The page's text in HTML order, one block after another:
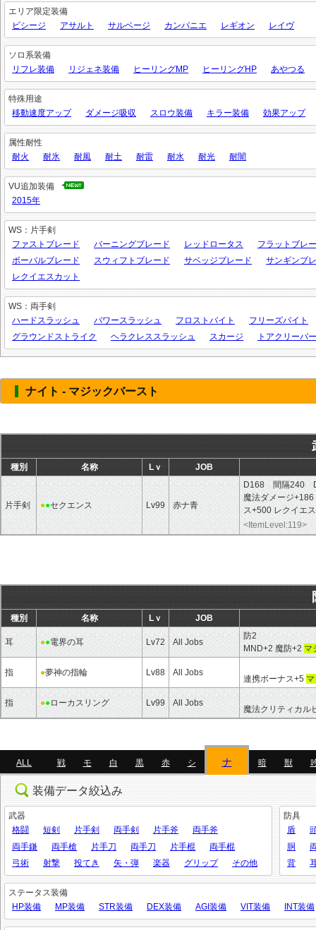
エリア限定装備
ビシージ
アサルト サルベージ カンパニエ レギオン レイヴ
ソロ系装備
リフレ装備
リジェネ装備 ヒーリングMP ヒーリングHP あやつる
特殊用途
移動速度アップ
ダメージ吸収 スロウ装備 キラー装備 効果アップ
属性耐性
耐火
耐氷 耐風 耐土 耐雷 耐水 耐光 耐闇
VU追加装備
2015年
WS：片手剣
ファストブレード
バーニングブレード レッドロータス
フラットブレ
ボーパルブレード
スウィフトブレード サベッジブレード
サンギンブ
レクイエスカット
WS：両手剣
ハードスラッシュ
パワースラッシュ フロストバイト
フリーズバイト
グラウンドストライク
ヘラクレススラッシュ スカージ トアクリーバー
ナイト - マジックバースト
種別 名称 Lｖ JOB
片手剣 ●●セクエンス Lv99 赤ナ青
D168 間隔240
魔法ダメージ
ス+500 レクイエ
<ItemLevel:119>
種別 名称 Lｖ JOB
耳 ●●電界の耳 Lv72 All Jobs
防2
MND+2 魔防+2 マ
指 ●夢神の指輪 Lv88 All Jobs
連携ボーナス+5
指 ●●ローカスリング Lv99 All Jobs
魔法クリティカル
ALL 戦 モ 白 黒 赤 シ ナ 暗 獣
装備データ絞込み
武器
格闘
短剣 片手剣 両手剣 片手斧
両手斧
両手鎌
両手槍 片手刀 両手刀 片手棍
両手棍
弓術
射撃 投てき 矢・弾 楽器 グリップ その他
防具
盾
胴
背
ステータス装備
HP装備
MP装備 STR装備 DEX装備 AGI装備 VIT装備 INT装備